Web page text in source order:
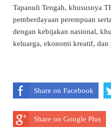
Tapanuli Tengah, khususnya
pemberdayaan perempuan
dengan kebijakan nasional,
keluarga, ekonomi kreatif,
Share on Facebook
Share on Google Plus